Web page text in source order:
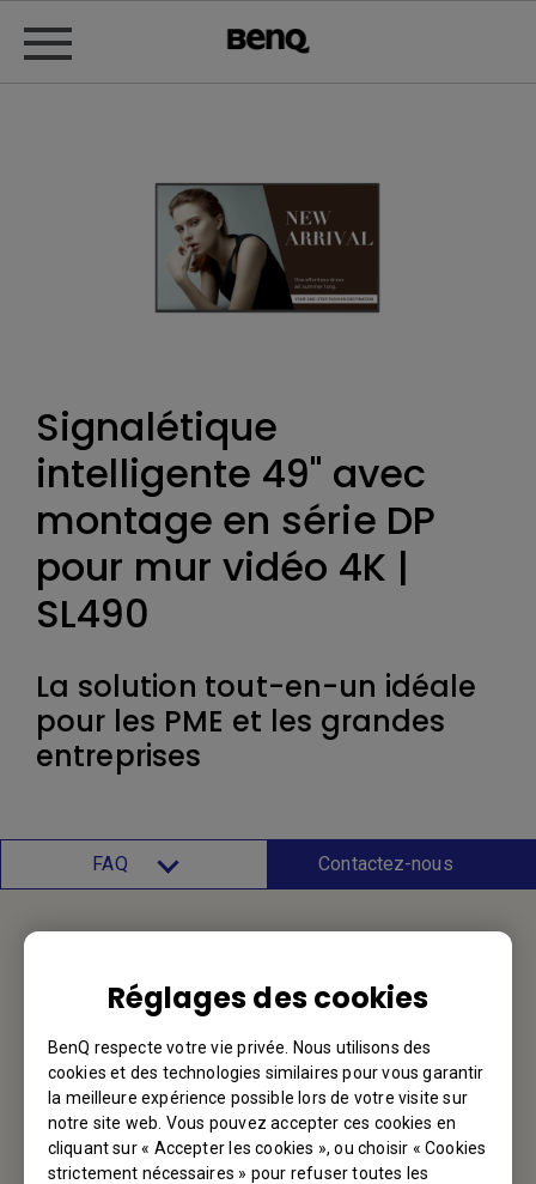
Réglages des cookies
BenQ respecte votre vie privée. Nous utilisons des
cookies et des technologies similaires pour vous garantir
la meilleure expérience possible lors de votre visite sur
notre site web. Vous pouvez accepter ces cookies en
cliquant sur « Accepter les cookies », ou choisir « Cookies
strictement nécessaires » pour refuser toutes les
Signalétique
intelligente 49" avec
montage en série DP
pour mur vidéo 4K |
SL490
La solution tout-en-un idéale
pour les PME et les grandes
entreprises
FAQ Contactez-nous
Contactez-nous